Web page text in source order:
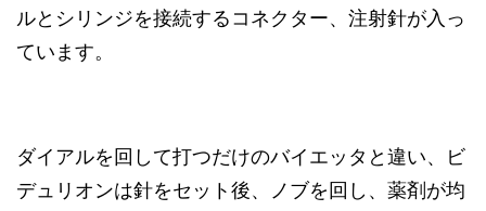
ルとシリンジを接続するコネクター、注射針が入っ
ています。
ダイアルを回して打つだけのバイエッタと違い、ビ
デュリオンは針をセット後、ノブを回し、薬剤が均